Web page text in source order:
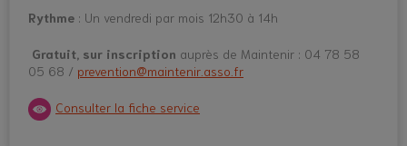
Rythme : Un vendredi par mois 12h30 à 14h
Gratuit, sur inscription auprès de Maintenir : 04 78 58
05 68 / prevention@maintenir.asso.fr
Consulter la fiche service